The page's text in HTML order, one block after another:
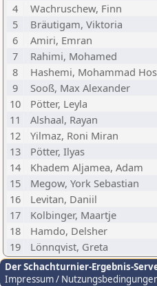
4
Wachruschew, Finn
5
Bräutigam, Viktoria
6
Amiri, Emran
7
Rahimi, Mohamed
8
Hashemi, Mohammad
9
Sooß, Max Alexander
10
Pötter, Leyla
11
Alshaal, Rayan
12
Yilmaz, Roni Miran
13
Pötter, Ilyas
14
Khadem Aljamea, Adam
15
Megow, York Sebastian
16
Levitan, Daniil
17
Kolbinger, Maartje
18
Hamdo, Delsher
19
Lönnqvist, Greta
Der Schachturnier-Ergebnis-
Impressum /